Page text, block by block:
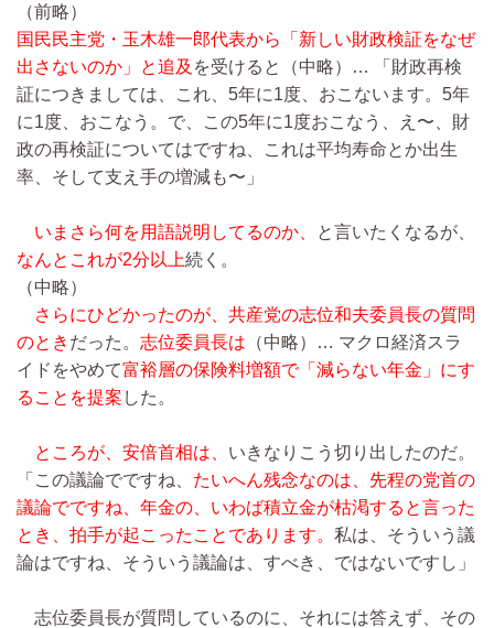
（前略）
国民民主党・玉木雄一郎代表から「新しい財政検証をなぜ
出さないのか」と追及 を受けると （中略）…
「財政再検
証につきましては、これ、5年に1度、おこないます。5年
に1度、おこなう。で、この5年に1度おこなう、え〜、財
政の再検証についてはですね、これは平均寿命とか出生
率、そして支え手の増減も〜」
いまさら何を用語説明してるのか、
と言いたくなるが、
なんとこれが2分以上続く。
（中略）
さらにひどかったのが、共産党の志位和夫委員長の質問
のとき だった。 志位委員長は （中略）… マクロ経済スラ
イドをやめて富裕層の保険料増額で「減らない年金」にす
ることを提案 した。
ところが、安倍首相は、 いきなりこう切り出したのだ。
「この議論でですね、 たいへん残念なのは、先程の党首の
議論でですね、年金の、いわば積立金が枯渇すると言った
とき、拍手が起こったことであります。 私は、そういう議
論はですね、そういう議論は、すべき、ではないですし」
志位委員長が質問しているのに、それには答えず、その